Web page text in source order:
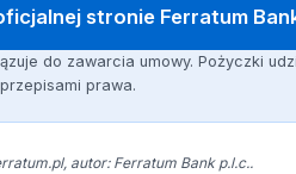
stronie Ferratum
do zawarcia umowy. Pożyczki
prawa.
autor: Ferratum Bank p.l.c..